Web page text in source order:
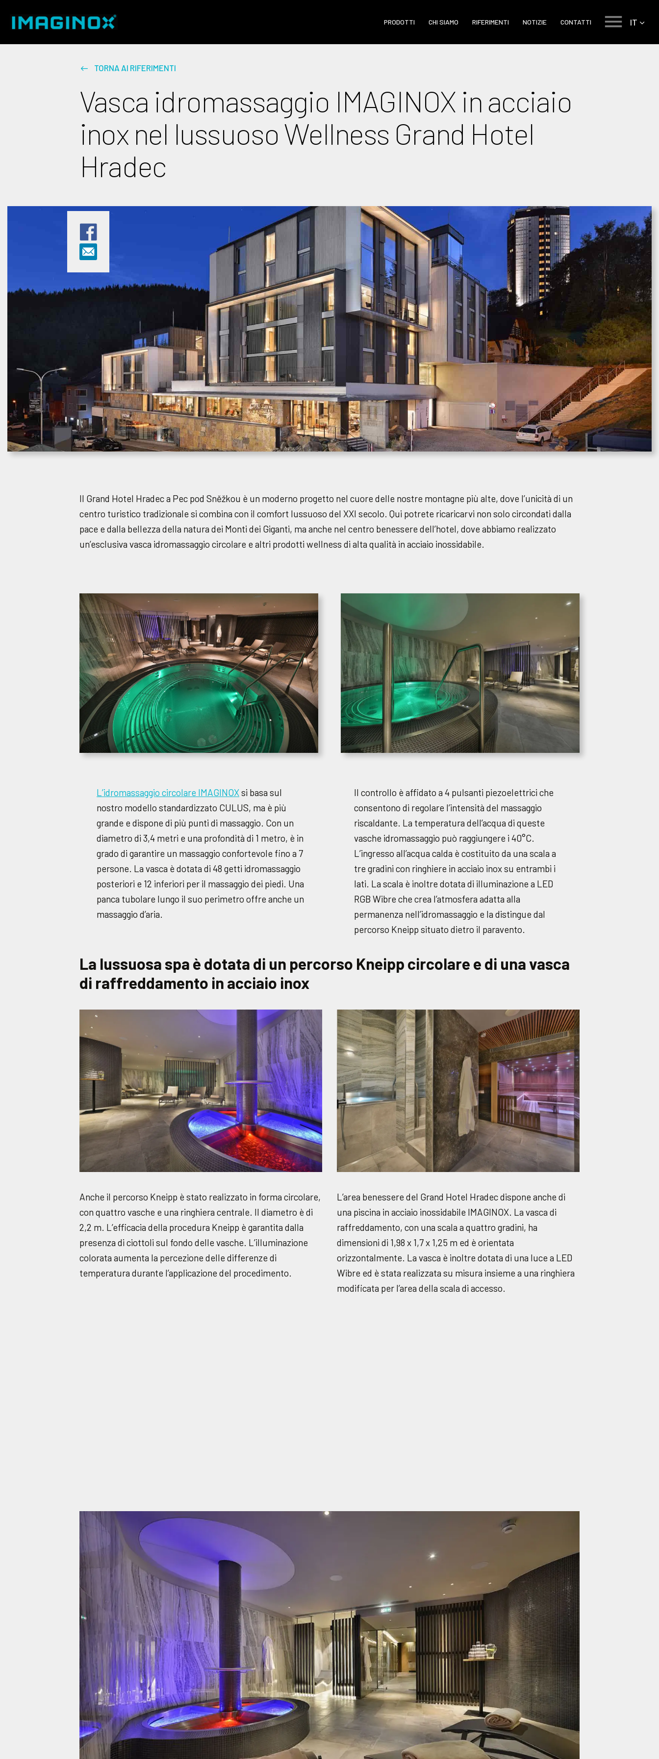
PRODOTTI CHI SIAMO RIFERIMENTI NOTIZIE CONTATTI IT
TORNA AI RIFERIMENTI
Vasca idromassaggio IMAGINOX in acciaio
inox nel lussuoso Wellness Grand Hotel
Hradec
Il Grand Hotel Hradec a Pec pod Sněžkou è un moderno progetto nel cuore delle nostre montagne più alte, dove l’unicità di un
centro turistico tradizionale si combina con il comfort lussuoso del XXI secolo. Qui potrete ricaricarvi non solo circondati dalla
pace e dalla bellezza della natura dei Monti dei Giganti, ma anche nel centro benessere dell’hotel, dove abbiamo realizzato
un’esclusiva vasca idromassaggio circolare e altri prodotti wellness di alta qualità in acciaio inossidabile.
L’idromassaggio circolare IMAGINOXsi basa sul
nostro modello standardizzato CULUS, ma è più
grande e dispone di più punti di massaggio. Con un
diametro di 3,4 metri e una profondità di 1 metro, è in
grado di garantire un massaggio confortevole fino a 7
persone. La vasca è dotata di 48 getti idromassaggio
posteriori e 12 inferiori per il massaggio dei piedi. Una
panca tubolare lungo il suo perimetro offre anche un
massaggio d’aria.
Il controllo è affidato a 4 pulsanti piezoelettrici che
consentono di regolare l’intensità del massaggio
riscaldante. La temperatura dell’acqua di queste
vasche idromassaggio può raggiungere i 40°C.
L’ingresso all’acqua calda è costituito da una scala a
tre gradini con ringhiere in acciaio inox su entrambi i
lati. La scala è inoltre dotata di illuminazione a LED
RGB Wibre che crea l’atmosfera adatta alla
permanenza nell’idromassaggio e la distingue dal
percorso Kneipp situato dietro il paravento.
La lussuosa spa è dotata di un percorso Kneipp circolare e di una vasca
di raffreddamento in acciaio inox
Anche il percorso Kneipp è stato realizzato in forma circolare,
con quattro vasche e una ringhiera centrale. Il diametro è di
2,2 m. L’efficacia della procedura Kneipp è garantita dalla
presenza di ciottoli sul fondo delle vasche. L’illuminazione
colorata aumenta la percezione delle differenze di
temperatura durante l’applicazione del procedimento.
L’area benessere del Grand Hotel Hradec dispone anche di
una piscina in acciaio inossidabile IMAGINOX. La vasca di
raffreddamento, con una scala a quattro gradini, ha
dimensioni di 1,98 x 1,7 x 1,25 m ed è orientata
orizzontalmente. La vasca è inoltre dotata di una luce a LED
Wibre ed è stata realizzata su misura insieme a una ringhiera
modificata per l’area della scala di accesso.